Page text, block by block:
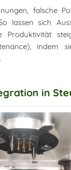
falsche
lassen sich
Produktivität
indem
in